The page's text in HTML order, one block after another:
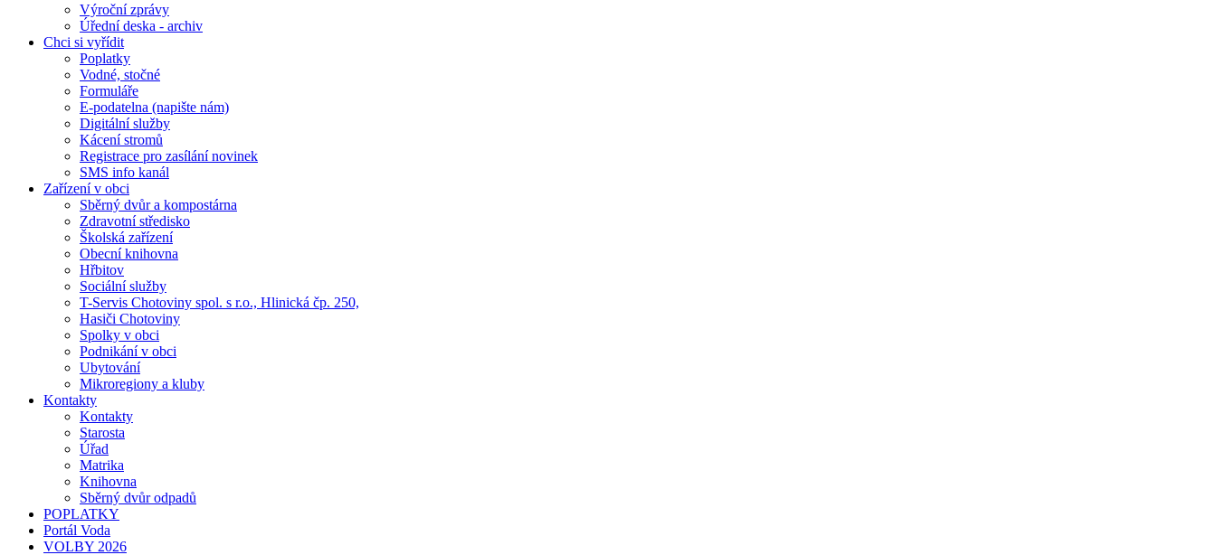
Výroční zprávy
Úřední deska - archiv
Chci si vyřídit
Poplatky
Vodné, stočné
Formuláře
E-podatelna (napište nám)
Digitální služby
Kácení stromů
Registrace pro zasílání novinek
SMS info kanál
Zařízení v obci
Sběrný dvůr a kompostárna
Zdravotní středisko
Školská zařízení
Obecní knihovna
Hřbitov
Sociální služby
T-Servis Chotoviny spol. s r.o., Hlinická čp. 250,
Hasiči Chotoviny
Spolky v obci
Podnikání v obci
Ubytování
Mikroregiony a kluby
Kontakty
Kontakty
Starosta
Úřad
Matrika
Knihovna
Sběrný dvůr odpadů
POPLATKY
Portál Voda
VOLBY 2026